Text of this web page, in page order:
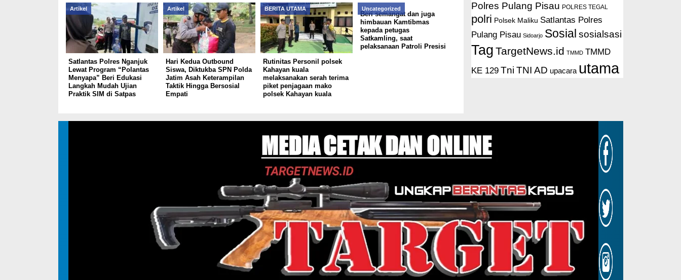
Artikel
Satlantas Polres Nganjuk
Lewat Program “Polantas
Menyapa” Beri Edukasi
Langkah Mudah Ujian
Praktik SIM di Satpas
Artikel
Hari Kedua Outbound
Siswa, Diktukba SPN Polda
Jatim Asah Keterampilan
Taktik Hingga Bersosial
Empati
BERITA UTAMA
Rutinitas Personil polsek
Kahayan kuala
melaksanakan serah terima
piket penjagaan mako
polsek Kahayan kuala
Uncategorized
Beri semangat dan juga
himbauan Kamtibmas
kepada petugas
Satkamling, saat
pelaksanaan Patroli Presisi
Polres Pulang Pisau POLRES TEGAL
polri Polsek Maliku Satlantas Polres
Pulang Pisau Sidoarjo Sosial sosialsasi
Tag TargetNews.id TMMD TMMD
KE 129 Tni TNI AD upacara utama